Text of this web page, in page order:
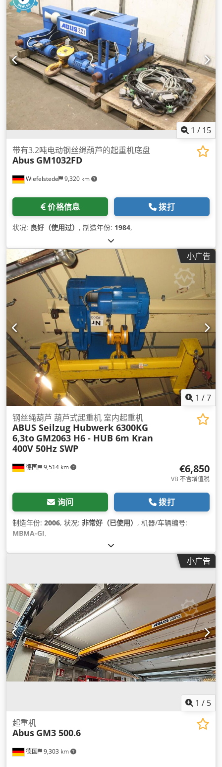
1 / 15
Wiefelstede 9,320 km
带有3.2吨电动钢丝绳葫芦的起重机底盘
Abus GM1032FD
价格信息 拨打
状况: 良好（使用过） , 制造年份: 1984,
小广告
1 /7
德国 9,514 km
钢丝绳葫芦 葫芦式起重机 室内起重机
ABUS Seilzug Hubwerk 6300KG
6,3to GM2063 H6 - HUB 6m Kran
400V 50Hz SWP
€6,850
VB 不含增值税
询问 拨打
制造年份: 2006, 状况: 非常好（已使用） , 机器/车辆编号:
MBMA-GI,
小广告
1 / 5
德国 9,303 km
起重机
Abus GM3 500.6